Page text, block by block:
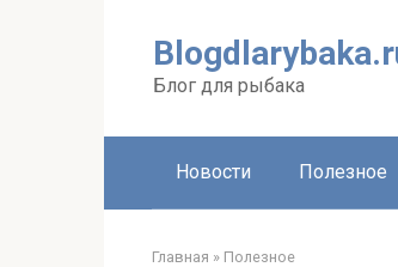
Блог для рыбака
Новости Полезное
Главная » Полезное